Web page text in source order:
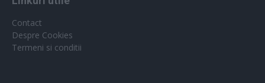
Contact
Despre Cookies
Termeni si conditii